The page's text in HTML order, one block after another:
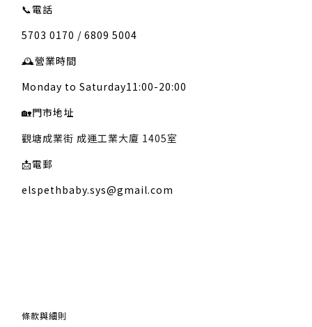
📞電話
5703 0170 / 6809 5004
🕰️營業時間
Monday to Saturday11:00-20:00
🏡門市地址
觀塘成業街 成運工業大廈 1405室
📩電郵
elspethbaby.sys@gmail.com
條款與細則